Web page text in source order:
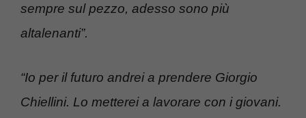
sempre sul pezzo, adesso sono più
altalenanti”.
“Io per il futuro andrei a prendere Giorgio
Chiellini. Lo metterei a lavorare con i giovani.